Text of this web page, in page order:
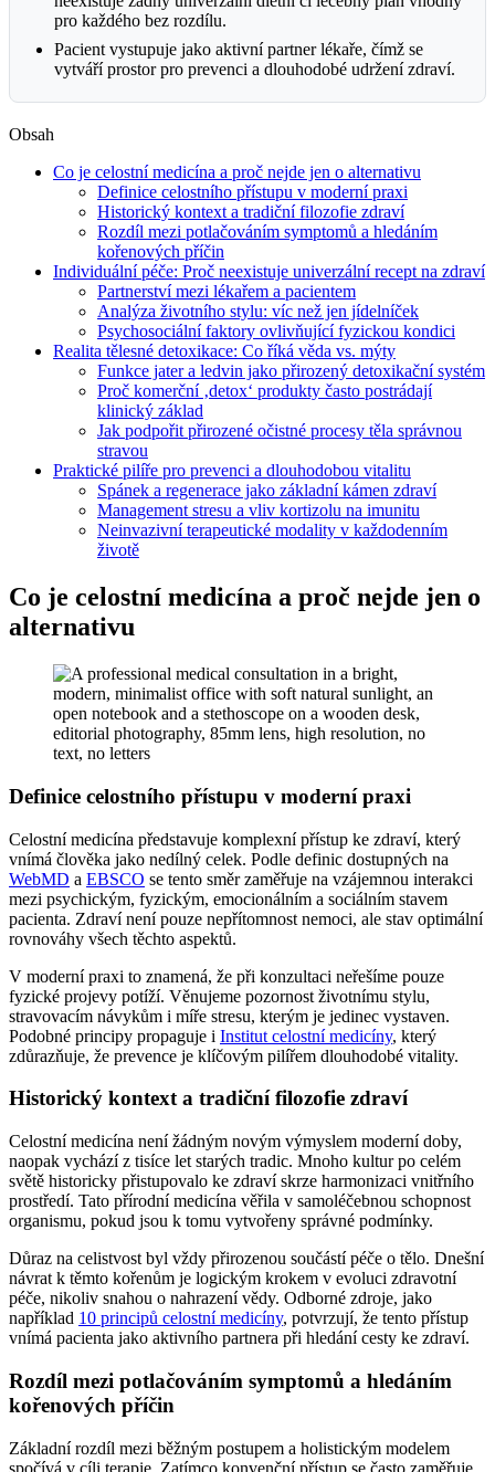
pro každého bez rozdílu.
Pacient vystupuje jako aktivní partner lékaře, čímž se
vytváří prostor pro prevenci a dlouhodobé udržení zdraví.
Obsah
Co je celostní medicína a proč nejde jen o alternativu
Definice celostního přístupu v moderní praxi
Historický kontext a tradiční filozofie zdraví
Rozdíl mezi potlačováním symptomů a hledáním
kořenových příčin
Individuální péče: Proč neexistuje univerzální recept na zdraví
Partnerství mezi lékařem a pacientem
Analýza životního stylu: víc než jen jídelníček
Psychosociální faktory ovlivňující fyzickou kondici
Realita tělesné detoxikace: Co říká věda vs. mýty
Funkce jater a ledvin jako přirozený detoxikační systém
Proč komerční ‚detox‘ produkty často postrádají
klinický základ
Jak podpořit přirozené očistné procesy těla správnou
stravou
Praktické pilíře pro prevenci a dlouhodobou vitalitu
Spánek a regenerace jako základní kámen zdraví
Management stresu a vliv kortizolu na imunitu
Neinvazivní terapeutické modality v každodenním
životě
Co je celostní medicína a proč nejde jen o
alternativu
Definice celostního přístupu v moderní praxi
Celostní medicína představuje komplexní přístup ke zdraví, který
vnímá člověka jako nedílný celek. Podle definic dostupných na
WebMD a EBSCO se tento směr zaměřuje na vzájemnou interakci
mezi psychickým, fyzickým, emocionálním a sociálním stavem
pacienta. Zdraví není pouze nepřítomnost nemoci, ale stav optimální
rovnováhy všech těchto aspektů.
V moderní praxi to znamená, že při konzultaci neřešíme pouze
fyzické projevy potíží. Věnujeme pozornost životnímu stylu,
stravovacím návykům i míře stresu, kterým je jedinec vystaven.
Podobné principy propaguje i Institut celostní medicíny, který
zdůrazňuje, že prevence je klíčovým pilířem dlouhodobé vitality.
Historický kontext a tradiční filozofie zdraví
Celostní medicína není žádným novým výmyslem moderní doby,
naopak vychází z tisíce let starých tradic. Mnoho kultur po celém
světě historicky přistupovalo ke zdraví skrze harmonizaci vnitřního
prostředí. Tato přírodní medicína věřila v samoléčebnou schopnost
organismu, pokud jsou k tomu vytvořeny správné podmínky.
Důraz na celistvost byl vždy přirozenou součástí péče o tělo. Dnešní
návrat k těmto kořenům je logickým krokem v evoluci zdravotní
péče, nikoliv snahou o nahrazení vědy. Odborné zdroje, jako
například 10 principů celostní medicíny, potvrzují, že tento přístup
vnímá pacienta jako aktivního partnera při hledání cesty ke zdraví.
Rozdíl mezi potlačováním symptomů a hledáním
kořenových příčin
Základní rozdíl mezi běžným postupem a holistickým modelem
spočívá v cíli terapie. Zatímco konvenční přístup se často zaměřuje